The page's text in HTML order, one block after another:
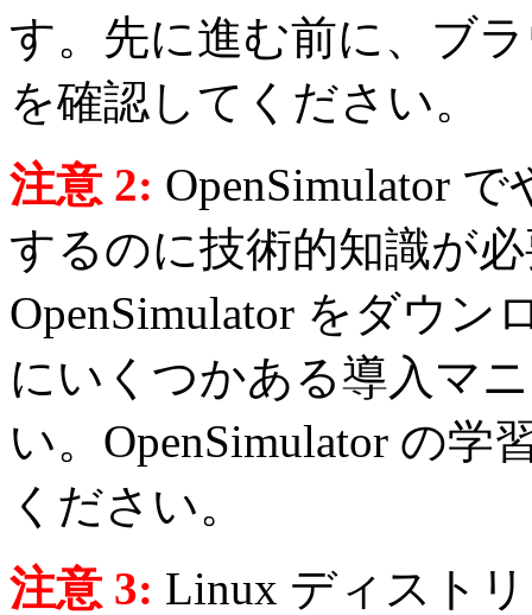
す。先に進む前に、ブ
を確認してください。
注意 2: OpenSimulator
するのに技術的知識が
OpenSimulator をダウ
にいくつかある導入マ
い。OpenSimulator の
ください。
注意 3: Linux ディスト